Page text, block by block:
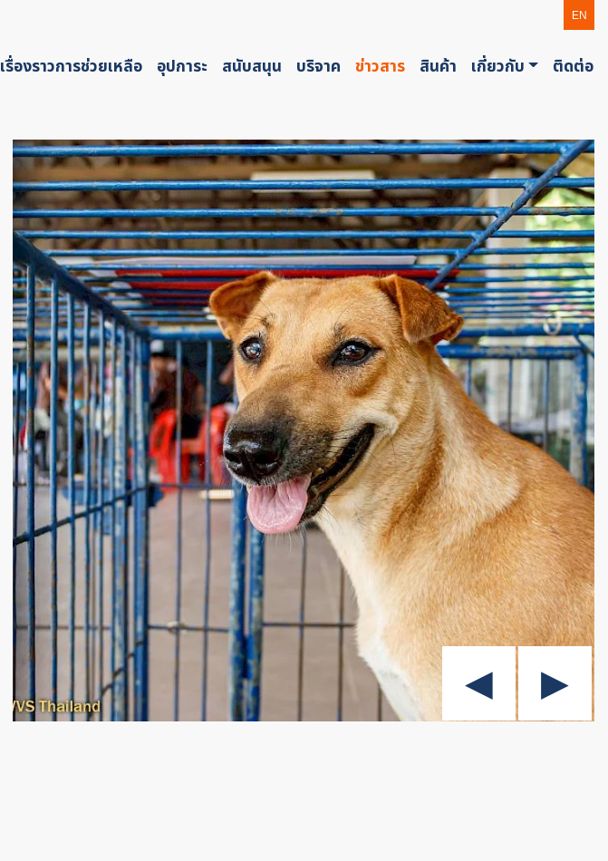
EN
เรื่องราวการช่วยเหลือ อุปการะ สนับสนุน บริจาค ข่าวสาร สินค้า เกี่ยวกับ ติดต่อ